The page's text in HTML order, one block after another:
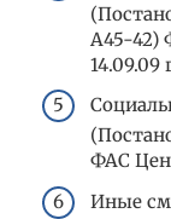
А45-42)
14.09.09
ФАС
Иные